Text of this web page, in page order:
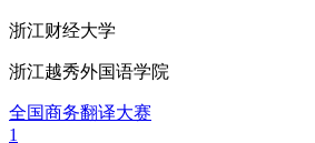
浙江财经大学
浙江越秀外国语学院
全国商务翻译大赛
1